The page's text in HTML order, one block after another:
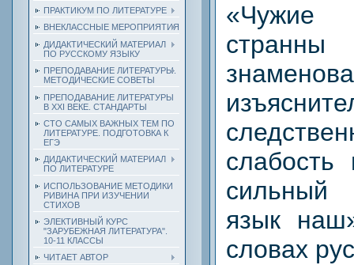
ПРАКТИКУМ ПО ЛИТЕРАТУРЕ
ВНЕКЛАССНЫЕ МЕРОПРИЯТИЯ
ДИДАКТИЧЕСКИЙ МАТЕРИАЛ
ПО РУССКОМУ ЯЗЫКУ
ПРЕПОДАВАНИЕ ЛИТЕРАТУРЫ.
МЕТОДИЧЕСКИЕ СОВЕТЫ
ПРЕПОДАВАНИЕ ЛИТЕРАТУРЫ
В XXI ВЕКЕ. СТАНДАРТЫ
СТО САМЫХ ВАЖНЫХ ТЕМ ПО
ЛИТЕРАТУРЕ. ПОДГОТОВКА К
ЕГЭ
ДИДАКТИЧЕСКИЙ МАТЕРИАЛ
ПО ЛИТЕРАТУРЕ
ИСПОЛЬЗОВАНИЕ МЕТОДИКИ
РИВИНА ПРИ ИЗУЧЕНИИ
СТИХОВ
ЭЛЕКТИВНЫЙ КУРС
"ЗАРУБЕЖНАЯ ЛИТЕРАТУРА".
10-11 КЛАССЫ
ЧИТАЕТ АВТОР
«Чужие
сильный
язык
словах